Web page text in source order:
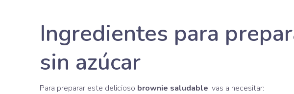
Ingredientes para
sin azúcar
Para preparar este delicioso brownie saludable, vas a necesitar: